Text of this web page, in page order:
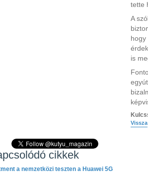
cikkek
a nemzetközi teszten a Huawei 5G
tette
A
hogy
is
Vissza